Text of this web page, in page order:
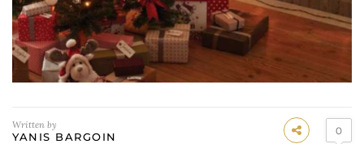
Written by
YANIS BARGOIN 0